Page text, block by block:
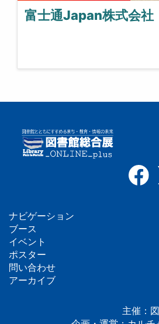
富士通Japan株式会社
フ
ッ
タ
ナビゲーション
ブース
イベント
ポスター
問い合わせ
アーカイブ
主催：